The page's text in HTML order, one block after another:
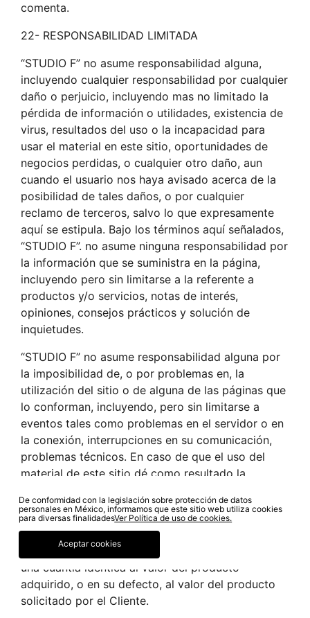
comenta.
22- RESPONSABILIDAD LIMITADA
“STUDIO F” no asume responsabilidad alguna,
incluyendo cualquier responsabilidad por cualquier
daño o perjuicio, incluyendo mas no limitado la
pérdida de información o utilidades, existencia de
virus, resultados del uso o la incapacidad para
usar el material en este sitio, oportunidades de
negocios perdidas, o cualquier otro daño, aun
cuando el usuario nos haya avisado acerca de la
posibilidad de tales daños, o por cualquier
reclamo de terceros, salvo lo que expresamente
aquí se estipula. Bajo los términos aquí señalados,
“STUDIO F”. no asume ninguna responsabilidad por
la información que se suministra en la página,
incluyendo pero sin limitarse a la referente a
productos y/o servicios, notas de interés,
opiniones, consejos prácticos y solución de
inquietudes.
“STUDIO F” no asume responsabilidad alguna por
la imposibilidad de, o por problemas en, la
utilización del sitio o de alguna de las páginas que
lo conforman, incluyendo, pero sin limitarse a
eventos tales como problemas en el servidor o en
la conexión, interrupciones en su comunicación,
problemas técnicos. En caso de que el uso del
material de este sitio dé como resultado la
equipo o información, el usuario asume cualquier
costo derivado de ello.
La responsabilidad de “STUDIO F” se limitará en
una cuantía idéntica al valor del producto
adquirido, o en su defecto, al valor del producto
solicitado por el Cliente.
De conformidad con la legislación sobre protección de datos
personales en México, informamos que este sitio web utiliza cookies
para diversas finalidadesVer Política de uso de cookies.
Aceptar cookies